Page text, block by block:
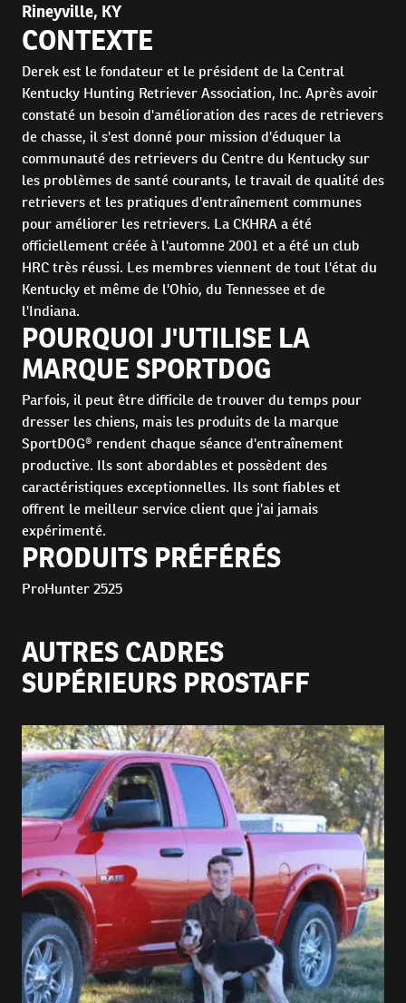
Rineyville, KY
CONTEXTE
Derek est le fondateur et le président de la Central
Kentucky Hunting Retriever Association, Inc. Après avoir
constaté un besoin d'amélioration des races de retrievers
de chasse, il s'est donné pour mission d'éduquer la
communauté des retrievers du Centre du Kentucky sur
les problèmes de santé courants, le travail de qualité des
retrievers et les pratiques d'entraînement communes
pour améliorer les retrievers. La CKHRA a été
officiellement créée à l'automne 2001 et a été un club
HRC très réussi. Les membres viennent de tout l'état du
Kentucky et même de l'Ohio, du Tennessee et de
l'Indiana.
POURQUOI J'UTILISE LA
MARQUE SPORTDOG
Parfois, il peut être difficile de trouver du temps pour
dresser les chiens, mais les produits de la marque
SportDOG® rendent chaque séance d'entraînement
productive. Ils sont abordables et possèdent des
caractéristiques exceptionnelles. Ils sont fiables et
offrent le meilleur service client que j'ai jamais
expérimenté.
PRODUITS PRÉFÉRÉS
ProHunter 2525
AUTRES CADRES
SUPÉRIEURS PROSTAFF